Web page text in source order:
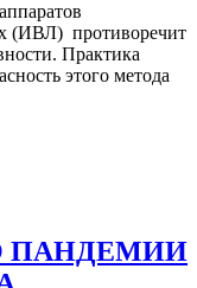
(ИВЛ) противоречит
Практика
этого метода
ПАНДЕМИИ